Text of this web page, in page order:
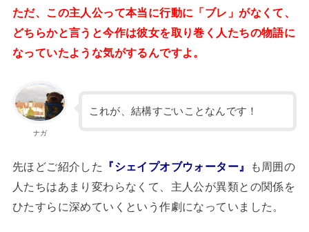
ただ、この主人公って本当に行動に「ブレ」がなくて、
どちらかと言うと今作は彼女を取り巻く人たちの物語に
なっていたような気がするんですよ。
ナガ
これが、結構すごいことなんです！
先ほどご紹介した 『シェイプオブウォーター』
も周囲の
人たちはあまり変わらなくて、主人公が異類との関係を
ひたすらに深めていくという作劇になっていました。